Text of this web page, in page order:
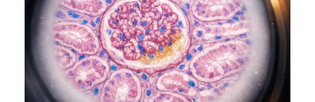
Italiano
Español
Português
Ελληνικά